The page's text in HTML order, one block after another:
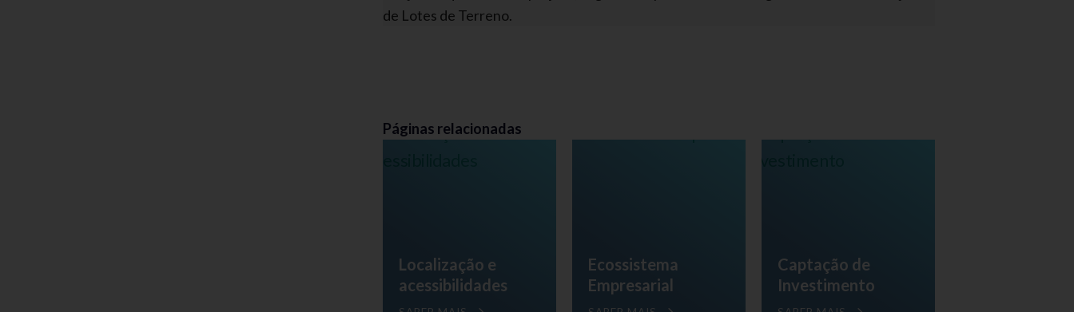
de Lotes de Terreno.
Páginas relacionadas
Localização e
acessibilidades
Ecossistema
Empresarial
Captação de
Investimento